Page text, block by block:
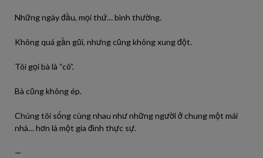
Những ngày đầu, mọi thứ… bình thường.
Không quá gần gũi, nhưng cũng không xung đột.
Tôi gọi bà là “cô”.
Bà cũng không ép.
Chúng tôi sống cùng nhau như những người ở chung một mái
nhà… hơn là một gia đình thực sự.
—